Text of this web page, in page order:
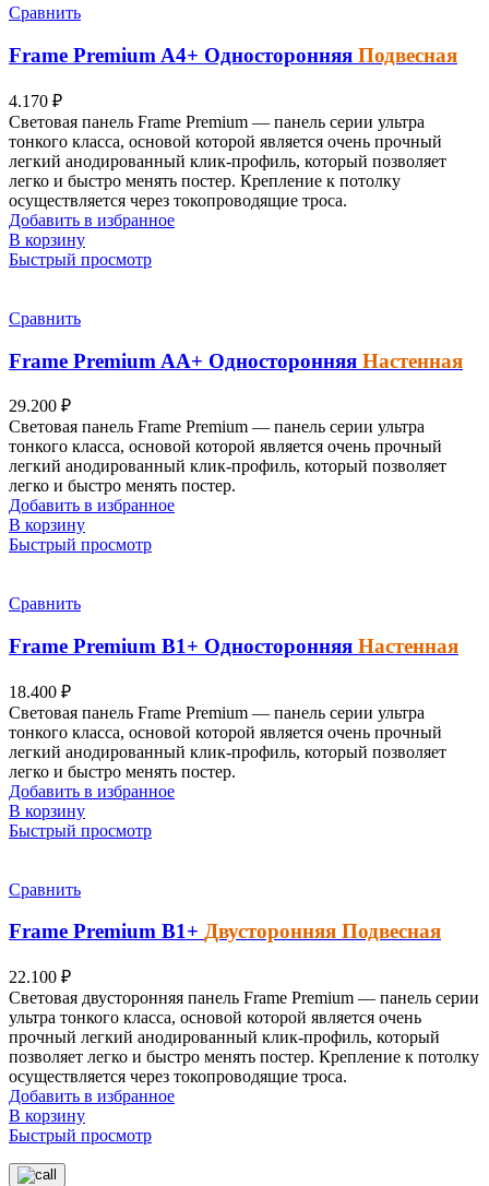
Сравнить
Frame Premium A4+ Односторонняя Подвесная
4.170 ₽
Световая панель Frame Premium — панель серии ультра
тонкого класса, основой которой является очень прочный
легкий анодированный клик-профиль, который позволяет
легко и быстро менять постер. Крепление к потолку
осуществляется через токопроводящие троса.
Добавить в избранное
В корзину
Быстрый просмотр
Сравнить
Frame Premium AА+ Односторонняя Настенная
29.200 ₽
Световая панель Frame Premium — панель серии ультра
тонкого класса, основой которой является очень прочный
легкий анодированный клик-профиль, который позволяет
легко и быстро менять постер.
Добавить в избранное
В корзину
Быстрый просмотр
Сравнить
Frame Premium B1+ Односторонняя Настенная
18.400 ₽
Световая панель Frame Premium — панель серии ультра
тонкого класса, основой которой является очень прочный
легкий анодированный клик-профиль, который позволяет
легко и быстро менять постер.
Добавить в избранное
В корзину
Быстрый просмотр
Сравнить
Frame Premium B1+ Двусторонняя Подвесная
22.100 ₽
Световая двусторонняя панель Frame Premium — панель серии
ультра тонкого класса, основой которой является очень
прочный легкий анодированный клик-профиль, который
позволяет легко и быстро менять постер. Крепление к потолку
осуществляется через токопроводящие троса.
Добавить в избранное
В корзину
Быстрый просмотр